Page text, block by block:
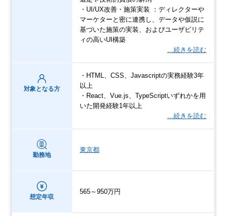
・UI/UX改善・施策実装 ：ディレクターや
マーケターと密に連携し、データや仮説に
基づいた施策の実装、およびユーザビリテ
ィの高いUI構築
…続きを読む
対象となる方
・HTML、CSS、Javascriptの実務経験3年
以上
・React、Vue.js、TypeScriptいずれかを用
いた開発経験1年以上
…続きを読む
勤務地
東京都
想定年収
565～950万円